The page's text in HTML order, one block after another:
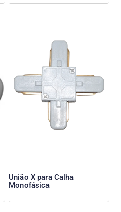
Uniăo X para Calha
Monofásica